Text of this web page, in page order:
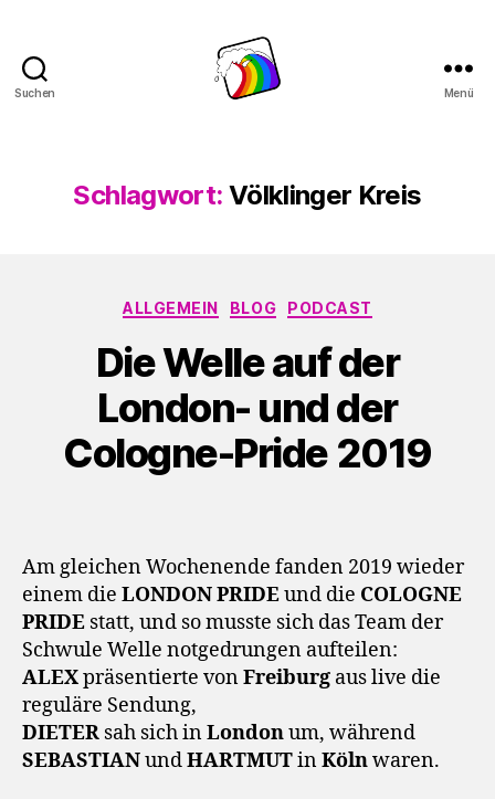
Suchen Menü
Schlagwort: Völklinger Kreis
Kategorien
ALLGEMEIN BLOG PODCAST
Die Welle auf der
London- und der
Cologne-Pride 2019
Am gleichen Wochenende fanden 2019 wieder
einem die LONDON PRIDEund die COLOGNE
PRIDE statt, und so musste sich das Team der
Schwule Welle notgedrungen aufteilen:
ALEXpräsentierte vonFreiburg aus live die
reguläre Sendung,
DIETER sah sich inLondonum, während
SEBASTIANundHARTMUTinKölnwaren.